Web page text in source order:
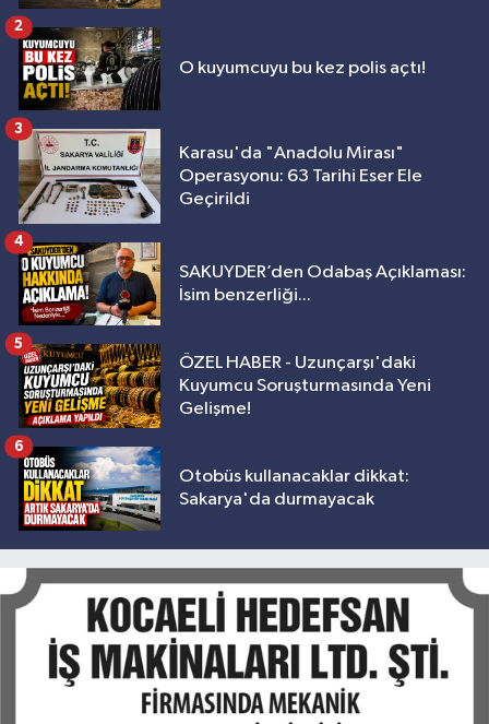
O kuyumcuyu bu kez polis açtı!
2
Karasu'da "Anadolu Mirası"
Operasyonu: 63 Tarihi Eser Ele
Geçirildi
3
SAKUYDER’den Odabaş Açıklaması:
İsim benzerliği...
4
ÖZEL HABER - Uzunçarşı'daki
Kuyumcu Soruşturmasında Yeni
Gelişme!
5
Otobüs kullanacaklar dikkat:
Sakarya'da durmayacak
6